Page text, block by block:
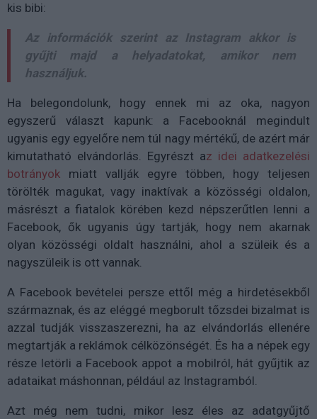
kis bibi:
Az információk szerint az Instagram akkor is
gyűjti majd a helyadatokat, amikor nem
használjuk.
Ha belegondolunk, hogy ennek mi az oka, nagyon
egyszerű választ kapunk: a Facebooknál megindult
ugyanis egy egyelőre nem túl nagy mértékű, de azért már
kimutatható elvándorlás. Egyrészt az idei adatkezelési
botrányok miatt vallják egyre többen, hogy teljesen
törölték magukat, vagy inaktívak a közösségi oldalon,
másrészt a fiatalok körében kezd népszerűtlen lenni a
Facebook, ők ugyanis úgy tartják, hogy nem akarnak
olyan közösségi oldalt használni, ahol a szüleik és a
nagyszüleik is ott vannak.
A Facebook bevételei persze ettől még a hirdetésekből
származnak, és az eléggé megborult tőzsdei bizalmat is
azzal tudják visszaszerezni, ha az elvándorlás ellenére
megtartják a reklámok célközönségét. És ha a népek egy
része letörli a Facebook appot a mobilról, hát gyűjtik az
adataikat máshonnan, például az Instagramból.
Azt még nem tudni, mikor lesz éles az adatgyűjtő